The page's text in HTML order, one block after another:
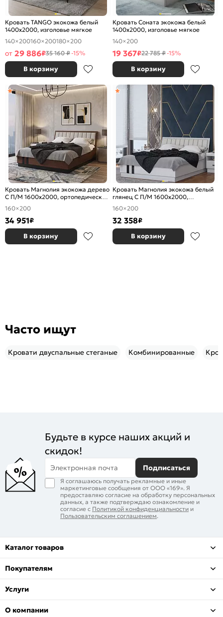
Кровать TANGO экокожа белый
1400x2000, изголовье мягкое
140×200160×200180×200
от 29 886₽35 160 ₽-15%
В корзину
Кровать Соната экокожа белый
1400x2000, изголовье мягкое
140×200
19 367₽22 785 ₽-15%
В корзину
Кровать Магнолия экокожа дерево
С П/М 1600x2000, ортопедическое
основание, изголовье мягкое
160×200
34 951₽
В корзину
Кровать Магнолия экокожа белый
глянец С П/М 1600x2000,
ортопедическое основание,
изголовье мягкое
160×200
32 358₽
В корзину
Часто ищут
Кровати двуспальные стеганые Комбинированные
Будьте в курсе наших акций и
скидок!
Электронная почта Подписаться
Я соглашаюсь получать рекламные и иные
маркетинговые сообщения от ООО «169». Я
предоставляю согласие на обработку персональных
данных, а также подтверждаю ознакомление и
согласие с Политикой конфиденциальности и
Пользовательским соглашением.
Каталог товаров
Покупателям
Услуги
О компании